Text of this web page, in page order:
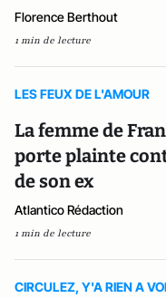
Florence Berthout
1 min de lecture
LES FEUX DE L'AMOUR
La femme de
porte plainte
de son ex
Atlantico Rédaction
1 min de lecture
CIRCULEZ, Y'A RIEN A